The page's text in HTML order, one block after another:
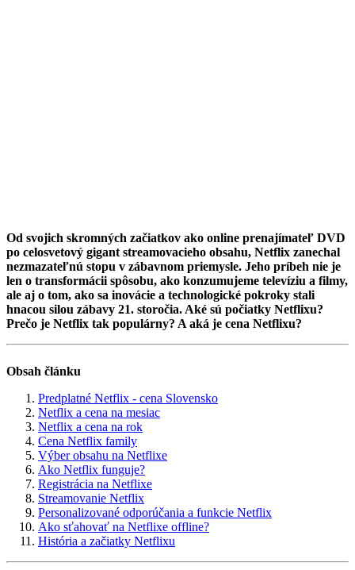
Od svojich skromných začiatkov ako online prenajímateľ DVD
po celosvetový gigant streamovacieho obsahu, Netflix zanechal
nezmazateľnú stopu v zábavnom priemysle. Jeho príbeh nie je
len o transformácii spôsobu, ako konzumujeme televíziu a filmy,
ale aj o tom, ako sa inovácie a technologické pokroky stali
hnacou silou zábavy 21. storočia. Aké sú počiatky Netflixu?
Prečo je Netflix tak populárny? A aká je cena Netflixu?
Obsah článku
Predplatné Netflix - cena Slovensko
Netflix a cena na mesiac
Netflix a cena na rok
Cena Netflix family
Výber obsahu na Netflixe
Ako Netflix funguje?
Registrácia na Netflixe
Streamovanie Netflix
Personalizované odporúčania a funkcie Netflix
Ako sťahovať na Netflixe offline?
História a začiatky Netflixu